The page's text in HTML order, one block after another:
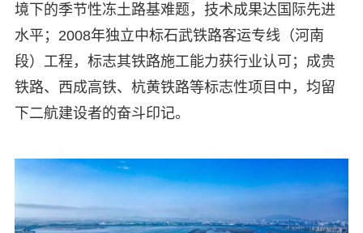
境下的季节性冻土路基难题，技术成果达国际先进
水平；2008年独立中标石武铁路客运专线（河南
段）工程，标志其铁路施工能力获行业认可；成贵
铁路、西成高铁、杭黄铁路等标志性项目中，均留
下二航建设者的奋斗印记。